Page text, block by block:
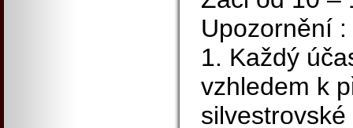
Upozornění :
1. Každý
vzhledem k